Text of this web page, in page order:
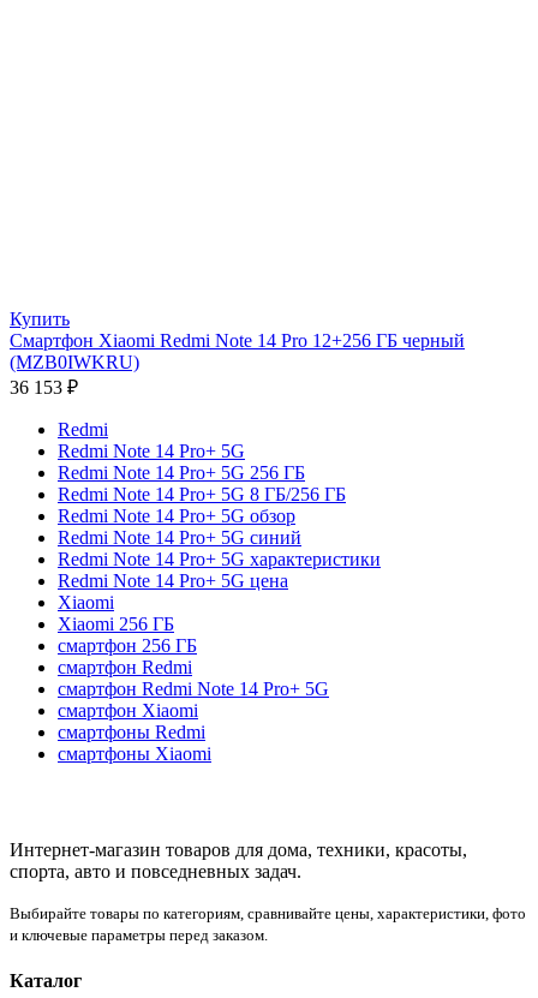
Купить
Смартфон Xiaomi Redmi Note 14 Pro 12+256 ГБ черный
(MZB0IWKRU)
36 153 ₽
Redmi
Redmi Note 14 Pro+ 5G
Redmi Note 14 Pro+ 5G 256 ГБ
Redmi Note 14 Pro+ 5G 8 ГБ/256 ГБ
Redmi Note 14 Pro+ 5G обзор
Redmi Note 14 Pro+ 5G синий
Redmi Note 14 Pro+ 5G характеристики
Redmi Note 14 Pro+ 5G цена
Xiaomi
Xiaomi 256 ГБ
смартфон 256 ГБ
смартфон Redmi
смартфон Redmi Note 14 Pro+ 5G
смартфон Xiaomi
смартфоны Redmi
смартфоны Xiaomi
Интернет-магазин товаров для дома, техники, красоты,
спорта, авто и повседневных задач.
Выбирайте товары по категориям, сравнивайте цены, характеристики, фото
и ключевые параметры перед заказом.
Каталог